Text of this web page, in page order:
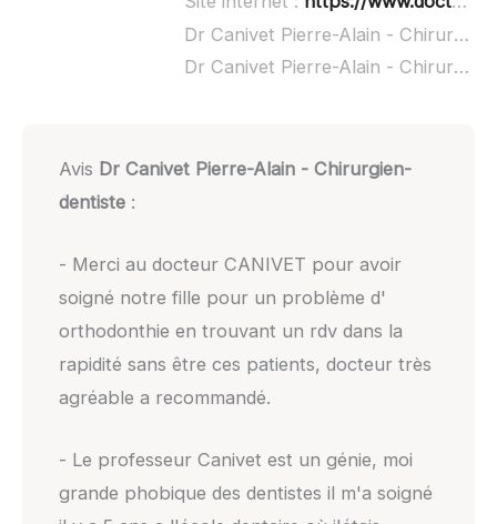
Dr Canivet Pierre-Alain - Chirurgien-dentiste à domicile :
Dr Canivet Pierre-Alain - Chirurgien-dentiste ouvert dimanche :
Avis Dr Canivet Pierre-Alain - Chirurgien-
dentiste:
- Merci au docteur CANIVET pour avoir
soigné notre fille pour un problème d'
orthodonthie en trouvant un rdv dans la
rapidité sans être ces patients, docteur très
agréable a recommandé.
- Le professeur Canivet est un génie, moi
grande phobique des dentistes il m'a soigné